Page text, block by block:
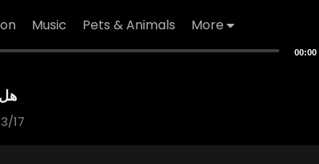
Music Pets & Animals More
00:00
17